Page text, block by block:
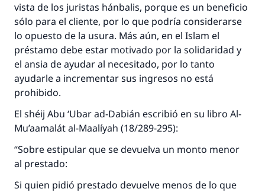
vista de los juristas hánbalis, porque es un beneficio
sólo para el cliente, por lo que podría considerarse
lo opuesto de la usura. Más aún, en el Islam el
préstamo debe estar motivado por la solidaridad y
el ansia de ayudar al necesitado, por lo tanto
ayudarle a incrementar sus ingresos no está
prohibido.
El shéij Abu ‘Ubar ad-Dabián escribió en su libro Al-
Mu’aamalát al-Maalíyah (18/289-295):
“Sobre estipular que se devuelva un monto menor
al prestado:
Si quien pidió prestado devuelve menos de lo que